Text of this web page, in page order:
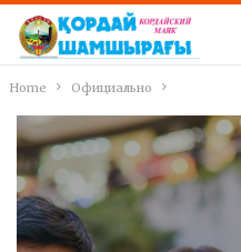
Home Официально